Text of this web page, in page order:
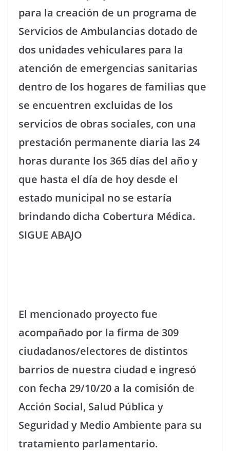
para la creación de un programa de
Servicios de Ambulancias dotado de
dos unidades vehiculares para la
atención de emergencias sanitarias
dentro de los hogares de familias que
se encuentren excluidas de los
servicios de obras sociales, con una
prestación permanente diaria las 24
horas durante los 365 días del año y
que hasta el día de hoy desde el
estado municipal no se estaría
brindando dicha Cobertura Médica.
SIGUE ABAJO
El mencionado proyecto fue
acompañado por la firma de 309
ciudadanos/electores de distintos
barrios de nuestra ciudad e ingresó
con fecha 29/10/20 a la comisión de
Acción Social, Salud Pública y
Seguridad y Medio Ambiente para su
tratamiento parlamentario.